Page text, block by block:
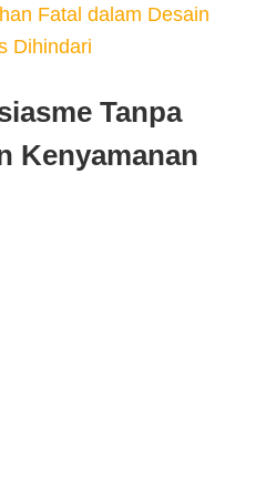
Fatal dalam Desain
Dihindari
Tanpa
Kenyamanan